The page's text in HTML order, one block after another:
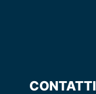
CONTATTI